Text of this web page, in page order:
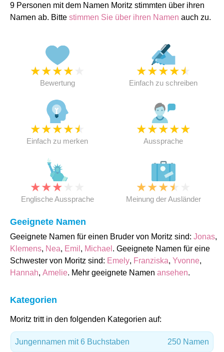
9 Personen mit dem Namen Moritz stimmten über ihren
Namen ab. Bitte stimmen Sie über ihren Namen auch zu.
★★★★
Bewertung
★★★★★
Einfach zu schreiben
★★★★★
Einfach zu merken
★★★★★
Aussprache
★★★
Englische Aussprache
★★★★
Meinung der Ausländer
Geeignete Namen
Geeignete Namen für einen Bruder von Moritz sind: Jonas,
Klemens, Nea, Emil , Michael . Geeignete Namen für eine
Schwester von Moritz sind: Emely, Franziska, Yvonne,
Hannah, Amelie. Mehr geeignete Namen ansehen.
Kategorien
Moritz tritt in den folgenden Kategorien auf:
Jungennamen mit 6 Buchstaben 250 Namen